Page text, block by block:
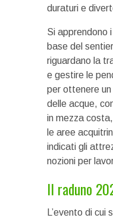
duraturi e
Si apprendono
base del
riguardano la
e gestire le
per ottenere
delle acque,
in mezza
le aree
indicati gli
nozioni per
Il raduno
L’evento di